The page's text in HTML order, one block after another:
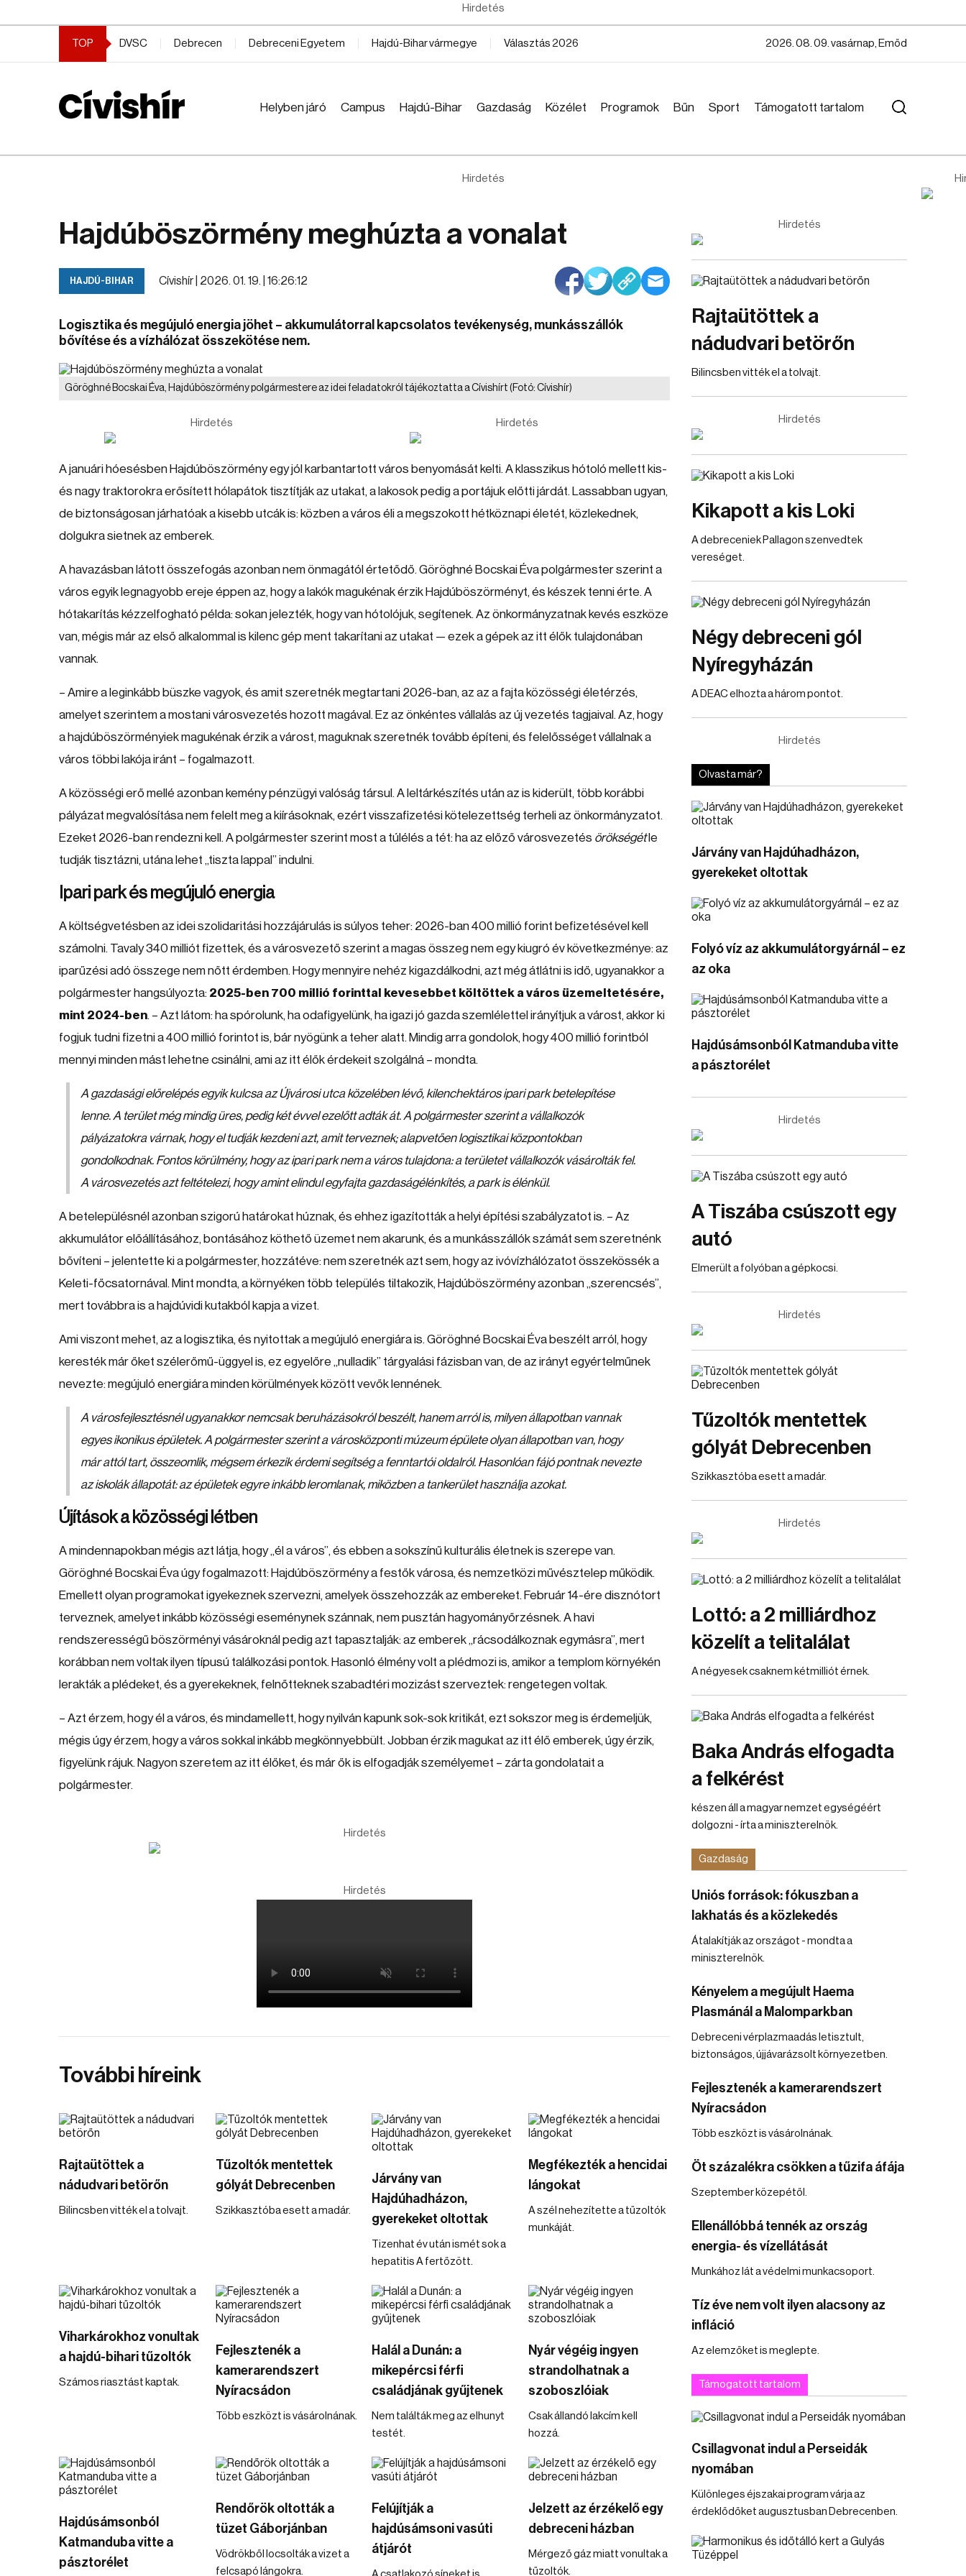
Hirdetés
TOP DVSC Debrecen Debreceni Egyetem Hajdú-Bihar vármegye Választás 2026 2026. 08. 09. vasárnap, Emőd
Helyben járó Campus Hajdú-Bihar Gazdaság Közélet Programok Bűn Sport Támogatott tartalom
Hirdetés
Hajdúböszörmény meghúzta a vonalat
HAJDÚ-BIHAR Cívishír | 2026. 01. 19. | 16:26:12
Logisztika és megújuló energia jöhet – akkumulátorral kapcsolatos tevékenység, munkásszállók
bővítése és a vízhálózat összekötése nem.
Göröghné Bocskai Éva, Hajdúböszörmény polgármestere az idei feladatokról tájékoztatta a Cívishírt (Fotó: Cívishír)
Hirdetés Hirdetés
A januári hóesésben Hajdúböszörmény egy jól karbantartott város benyomását kelti. A klasszikus hótoló mellett kis-
és nagy traktorokra erősített hólapátok tisztítják az utakat, a lakosok pedig a portájuk előtti járdát. Lassabban ugyan,
de biztonságosan járhatóak a kisebb utcák is: közben a város éli a megszokott hétköznapi életét, közlekednek,
dolgukra sietnek az emberek.
A havazásban látott összefogás azonban nem önmagától értetődő. Göröghné Bocskai Éva polgármester szerint a
város egyik legnagyobb ereje éppen az, hogy a lakók magukénak érzik Hajdúböszörményt, és készek tenni érte. A
hótakarítás kézzelfogható példa: sokan jelezték, hogy van hótolójuk, segítenek. Az önkormányzatnak kevés eszköze
van, mégis már az első alkalommal is kilenc gép ment takarítani az utakat — ezek a gépek az itt élők tulajdonában
vannak.
– Amire a leginkább büszke vagyok, és amit szeretnék megtartani 2026-ban, az az a fajta közösségi életérzés,
amelyet szerintem a mostani városvezetés hozott magával. Ez az önkéntes vállalás az új vezetés tagjaival. Az, hogy
a hajdúböszörményiek magukénak érzik a várost, maguknak szeretnék tovább építeni, és felelősséget vállalnak a
város többi lakója iránt – fogalmazott.
A közösségi erő mellé azonban kemény pénzügyi valóság társul. A leltárkészítés után az is kiderült, több korábbi
pályázat megvalósítása nem felelt meg a kiírásoknak, ezért visszafizetési kötelezettség terheli az önkormányzatot.
Ezeket 2026-ban rendezni kell. A polgármester szerint most a túlélés a tét: ha az előző városvezetés örökségét le
tudják tisztázni, utána lehet „tiszta lappal” indulni.
Ipari park és megújuló energia
A költségvetésben az idei szolidaritási hozzájárulás is súlyos teher: 2026-ban 400 millió forint befizetésével kell
számolni. Tavaly 340 milliót fizettek, és a városvezető szerint a magas összeg nem egy kiugró év következménye: az
iparűzési adó összege nem nőtt érdemben. Hogy mennyire nehéz kigazdálkodni, azt még átlátni is idő, ugyanakkor a
polgármester hangsúlyozta: 2025-ben 700 millió forinttal kevesebbet költöttek a város üzemeltetésére,
mint 2024-ben. – Azt látom: ha spórolunk, ha odafigyelünk, ha igazi jó gazda szemlélettel irányítjuk a várost, akkor ki
fogjuk tudni fizetni a 400 millió forintot is, bár nyögünk a teher alatt. Mindig arra gondolok, hogy 400 millió forintból
mennyi minden mást lehetne csinálni, ami az itt élők érdekeit szolgálná – mondta.
A gazdasági előrelépés egyik kulcsa az Újvárosi utca közelében lévő, kilenchektáros ipari park betelepítése
lenne. A terület még mindig üres, pedig két évvel ezelőtt adták át. A polgármester szerint a vállalkozók
pályázatokra várnak, hogy el tudják kezdeni azt, amit terveznek; alapvetően logisztikai központokban
gondolkodnak. Fontos körülmény, hogy az ipari park nem a város tulajdona: a területet vállalkozók vásárolták fel.
A városvezetés azt feltételezi, hogy amint elindul egyfajta gazdaságélénkítés, a park is élénkül.
A betelepülésnél azonban szigorú határokat húznak, és ehhez igazították a helyi építési szabályzatot is. – Az
akkumulátor előállításához, bontásához köthető üzemet nem akarunk, és a munkásszállók számát sem szeretnénk
bővíteni – jelentette ki a polgármester, hozzátéve: nem szeretnék azt sem, hogy az ivóvízhálózatot összekössék a
Keleti-főcsatornával. Mint mondta, a környéken több település tiltakozik, Hajdúböszörmény azonban „szerencsés”,
mert továbbra is a hajdúvidi kutakból kapja a vizet.
Ami viszont mehet, az a logisztika, és nyitottak a megújuló energiára is. Göröghné Bocskai Éva beszélt arról, hogy
keresték már őket szélerőmű-üggyel is, ez egyelőre „nulladik” tárgyalási fázisban van, de az irányt egyértelműnek
nevezte: megújuló energiára minden körülmények között vevők lennének.
A városfejlesztésnél ugyanakkor nemcsak beruházásokról beszélt, hanem arról is, milyen állapotban vannak
egyes ikonikus épületek. A polgármester szerint a városközponti múzeum épülete olyan állapotban van, hogy
már attól tart, összeomlik, mégsem érkezik érdemi segítség a fenntartói oldalról. Hasonlóan fájó pontnak nevezte
az iskolák állapotát: az épületek egyre inkább leromlanak, miközben a tankerület használja azokat.
Újítások a közösségi létben
A mindennapokban mégis azt látja, hogy „él a város”, és ebben a sokszínű kulturális életnek is szerepe van.
Göröghné Bocskai Éva úgy fogalmazott: Hajdúböszörmény a festők városa, és nemzetközi művésztelep működik.
Emellett olyan programokat igyekeznek szervezni, amelyek összehozzák az embereket. Február 14-ére disznótort
terveznek, amelyet inkább közösségi eseménynek szánnak, nem pusztán hagyományőrzésnek. A havi
rendszerességű böszörményi vásároknál pedig azt tapasztalják: az emberek „rácsodálkoznak egymásra”, mert
korábban nem voltak ilyen típusú találkozási pontok. Hasonló élmény volt a plédmozi is, amikor a templom környékén
lerakták a plédeket, és a gyerekeknek, felnőtteknek szabadtéri mozizást szerveztek: rengetegen voltak.
– Azt érzem, hogy él a város, és mindamellett, hogy nyilván kapunk sok-sok kritikát, ezt sokszor meg is érdemeljük,
mégis úgy érzem, hogy a város sokkal inkább megkönnyebbült. Jobban érzik magukat az itt élő emberek, úgy érzik,
figyelünk rájuk. Nagyon szeretem az itt élőket, és már ők is elfogadják személyemet – zárta gondolatait a
polgármester.
Hirdetés
Hirdetés
További híreink
Rajtaütöttek a
nádudvari betörőn
Bilincsben vitték el a tolvajt.
Tűzoltók mentettek
gólyát Debrecenben
Szikkasztóba esett a madár.
Járvány van
Hajdúhadházon,
gyerekeket oltottak
Tizenhat év után ismét sok a
hepatitis A fertőzött.
Megfékezték a hencidai
lángokat
A szél nehezítette a tűzoltók
munkáját.
Viharkárokhoz vonultak
a hajdú-bihari tűzoltók
Számos riasztást kaptak.
Fejlesztenék a
kamerarendszert
Nyíracsádon
Több eszközt is vásárolnának.
Halál a Dunán: a
mikepércsi férfi
családjának gyűjtenek
Nem találták meg az elhunyt
testét.
Nyár végéig ingyen
strandolhatnak a
szoboszlóiak
Csak állandó lakcím kell
hozzá.
Hajdúsámsonból
Katmanduba vitte a
pásztorélet
Rendőrök oltották a
tüzet Gáborjánban
Vödrökből locsolták a vizet a
felcsapó lángokra.
Felújítják a
hajdúsámsoni vasúti
átjárót
Jelzett az érzékelő egy
debreceni házban
Mérgező gáz miatt vonultak a
tűzoltók.
Hirdetés
Rajtaütöttek a
nádudvari betörőn
Bilincsben vitték el a tolvajt.
Hirdetés
Kikapott a kis Loki
A debreceniek Pallagon szenvedtek
vereséget.
Négy debreceni gól
Nyíregyházán
A DEAC elhozta a három pontot.
Hirdetés
Olvasta már?
Járvány van Hajdúhadházon,
gyerekeket oltottak
Folyó víz az akkumulátorgyárnál – ez
az oka
Hajdúsámsonból Katmanduba vitte
a pásztorélet
Hirdetés
A Tiszába csúszott egy
autó
Elmerült a folyóban a gépkocsi.
Hirdetés
Tűzoltók mentettek
gólyát Debrecenben
Szikkasztóba esett a madár.
Hirdetés
Lottó: a 2 milliárdhoz
közelít a telitalálat
A négyesek csaknem kétmilliót érnek.
Baka András elfogadta
a felkérést
készen áll a magyar nemzet egységéért
dolgozni - írta a miniszterelnök.
Gazdaság
Uniós források: fókuszban a
lakhatás és a közlekedés
Átalakítják az országot - mondta a
miniszterelnök.
Kényelem a megújult Haema
Plasmánál a Malomparkban
Debreceni vérplazmaadás letisztult,
biztonságos, újjávarázsolt környezetben.
Fejlesztenék a kamerarendszert
Nyíracsádon
Több eszközt is vásárolnának.
Öt százalékra csökken a tűzifa áfája
Szeptember közepétől.
Ellenállóbbá tennék az ország
energia- és vízellátását
Munkához lát a védelmi munkacsoport.
Tíz éve nem volt ilyen alacsony az
infláció
Az elemzőket is meglepte.
Támogatott tartalom
Csillagvonat indul a Perseidák
nyomában
Különleges éjszakai program várja az
érdeklődőket augusztusban Debrecenben.